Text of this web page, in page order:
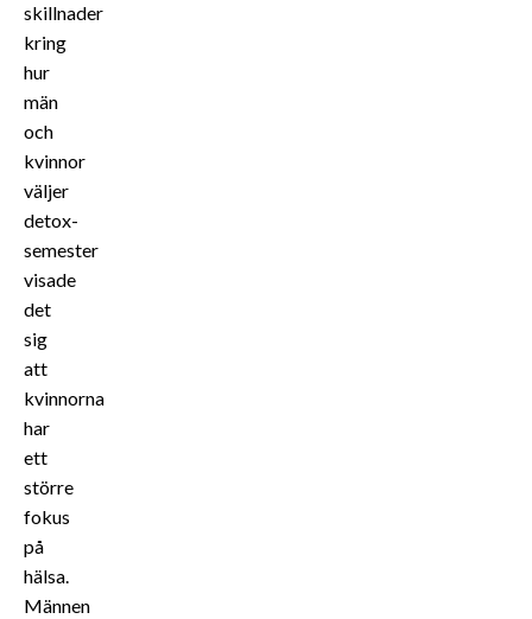
skillnader
kring
hur
män
och
kvinnor
väljer
detox-
semester
visade
det
sig
att
kvinnorna
har
ett
större
fokus
på
hälsa.
Männen